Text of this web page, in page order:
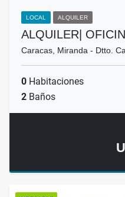
LOCAL ALQUILER
ALQUILER|
Caracas, Miranda - Dtto.
0 Habitaciones
2 Baños